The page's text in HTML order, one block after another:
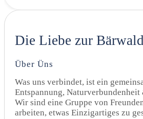
Die Liebe zur
Über Üns
Was uns verbindet, ist ein
Entspannung,
Wir sind eine Gruppe von
arbeiten, etwas Einzigartiges zu